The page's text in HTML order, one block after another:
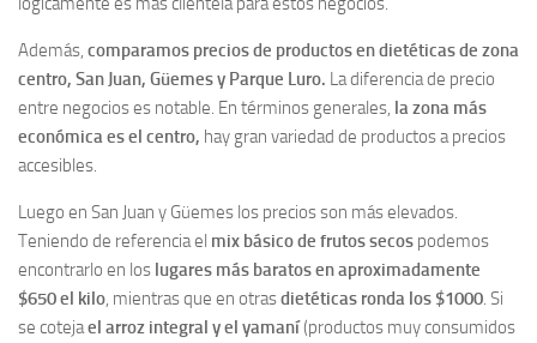
Además, comparamos precios de productos en dietéticas de zona
centro, San Juan, Güemes y Parque Luro. La diferencia de precio
entre negocios es notable. En términos generales, la zona más
económica es el centro, hay gran variedad de productos a precios
accesibles.
Luego en San Juan y Güemes los precios son más elevados.
Teniendo de referencia el mix básico de frutos secos podemos
encontrarlo en los lugares más baratos en aproximadamente
$650 el kilo, mientras que en otrasdietéticas ronda los $1000. Si
se cotejael arroz integral y el yamaní(productos muy consumidos